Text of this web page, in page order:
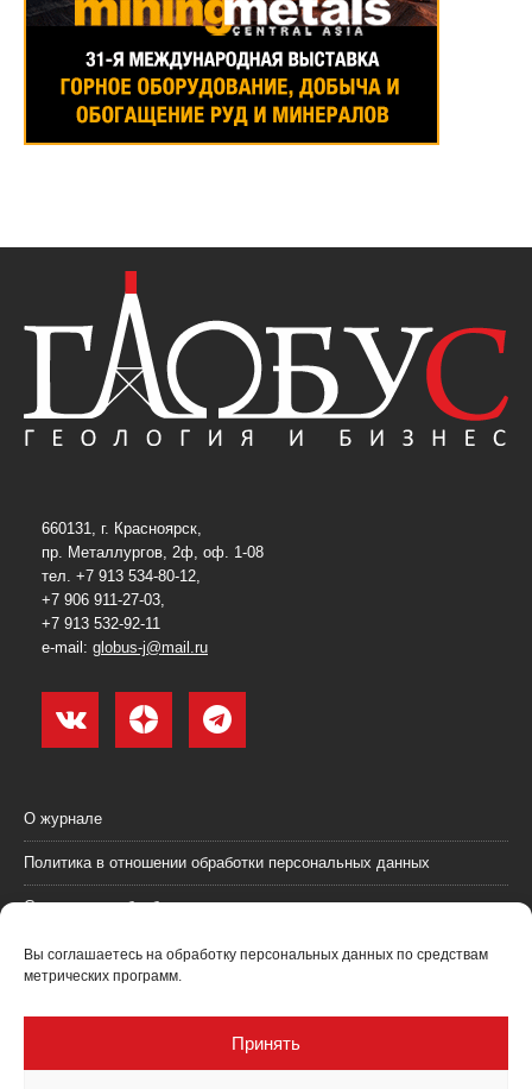
Вы соглашаетесь на обработку персональных данных по средствам
метрических программ.
Принять
660131, г. Красноярск,
пр. Металлургов, 2ф, оф. 1-08
тел. +7 913 534-80-12,
+7 906 911-27-03,
+7 913 532-92-11
e-mail: globus-j@mail.ru
О журнале
Политика в отношении обработки персональных данных
Согласие на обработку персональных данных
Пользовательское соглашение (оферта)